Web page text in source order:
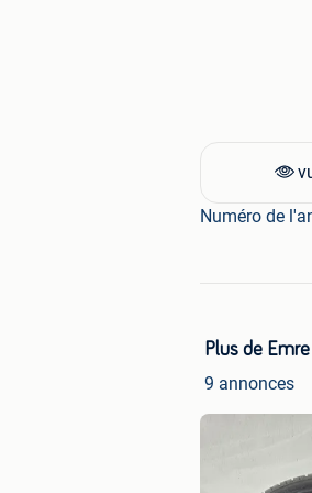
Numéro de
Plus de Emre
9 annonces